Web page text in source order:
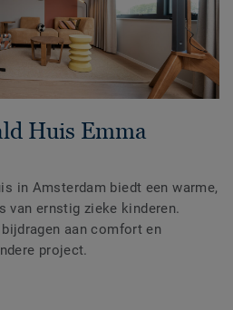
Huis Emma
in Amsterdam biedt een warme,
van ernstig zieke kinderen.
aan comfort en
project.